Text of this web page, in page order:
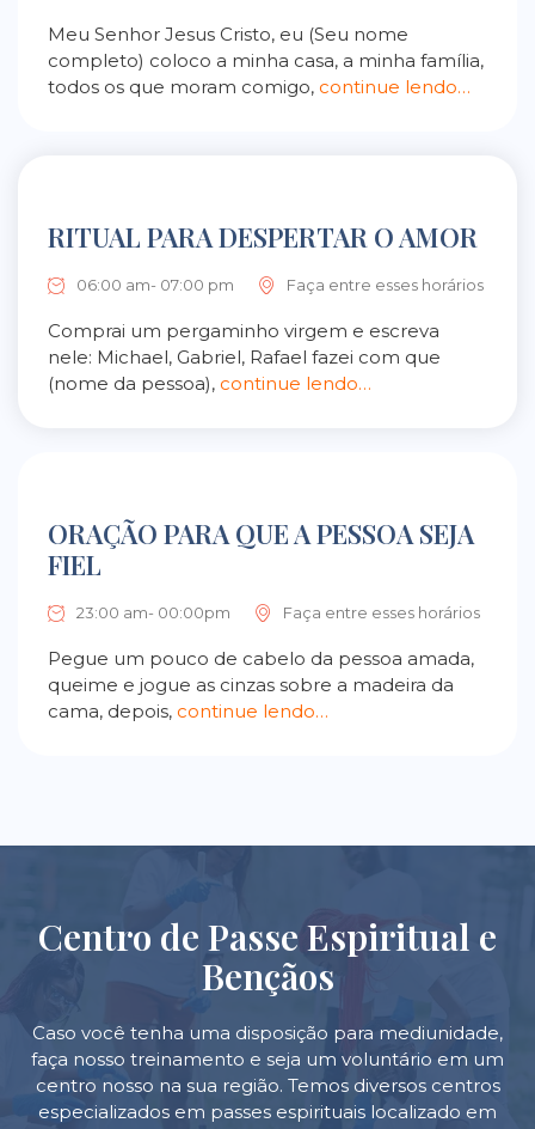
Meu Senhor Jesus Cristo, eu (Seu nome
completo) coloco a minha casa, a minha família,
todos os que moram comigo, continue lendo…
RITUAL PARA DESPERTAR O AMOR
06:00 am- 07:00 pm Faça entre esses horários
Comprai um pergaminho virgem e escreva
nele: Michael, Gabriel, Rafael fazei com que
(nome da pessoa), continue lendo…
ORAÇÃO PARA QUE A PESSOA SEJA
FIEL
23:00 am- 00:00pm Faça entre esses horários
Pegue um pouco de cabelo da pessoa amada,
queime e jogue as cinzas sobre a madeira da
cama, depois, continue lendo…
Centro de Passe Espiritual e
Bençãos
Caso você tenha uma disposição para mediunidade,
faça nosso treinamento e seja um voluntário em um
centro nosso na sua região. Temos diversos centros
especializados em passes espirituais localizado em